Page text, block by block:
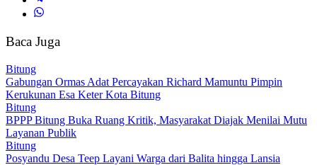
Baca Juga
Bitung
Gabungan Ormas Adat Percayakan Richard Mamuntu Pimpin
Kerukunan Esa Keter Kota Bitung
Bitung
BPPP Bitung Buka Ruang Kritik, Masyarakat Diajak Menilai Mutu
Layanan Publik
Bitung
Posyandu Desa Teep Layani Warga dari Balita hingga Lansia